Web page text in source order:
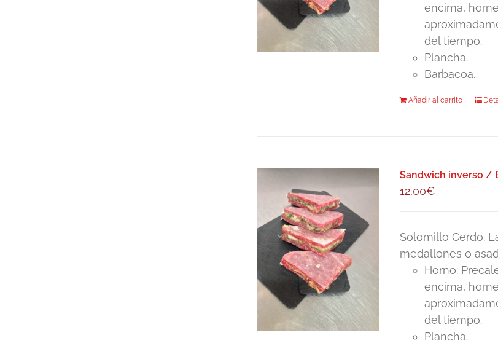
encima,
del tiempo.
Plancha.
Barbacoa.
Añadir al carrito
Sandwich inverso /
12,00€
Solomillo Cerdo.
medallones o
Horno:
encima,
del tiempo.
Plancha.